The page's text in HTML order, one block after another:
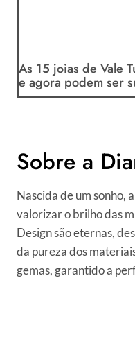
As 15 joias de Vale
e agora podem ser
Sobre a
Nascida de um sonho,
valorizar o brilho das
Design são eternas,
da pureza dos
gemas, garantido a